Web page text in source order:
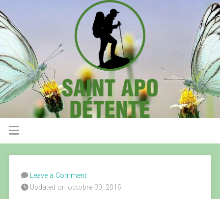
Leave a Comment
Updated on octobre 30, 2019